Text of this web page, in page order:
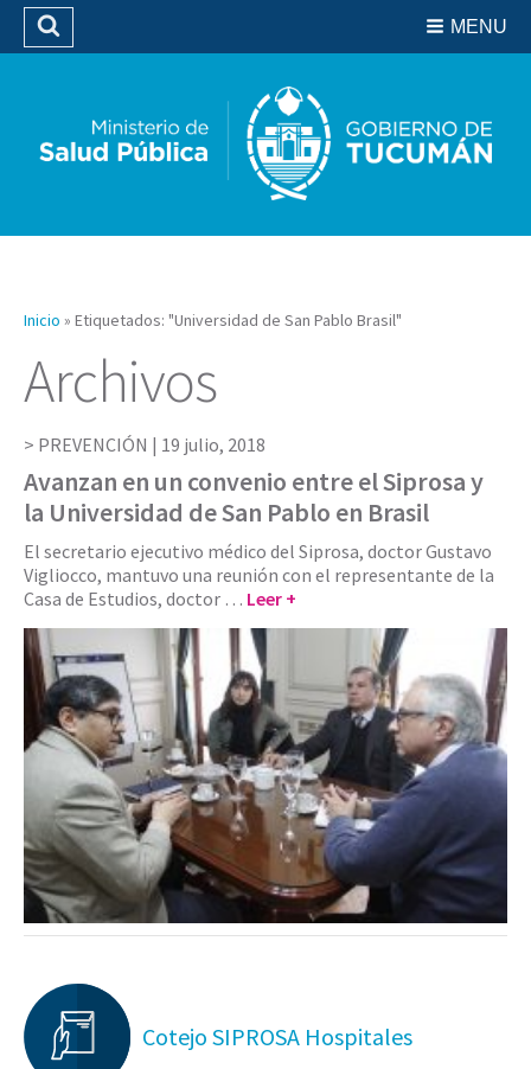
Biblioteca
MENU
Buscar
Inicio » Etiquetados: "Universidad de San Pablo Brasil"
Archivos
PREVENCIÓN | 19 julio, 2018
Avanzan en un convenio entre el Siprosa y
la Universidad de San Pablo en Brasil
El secretario ejecutivo médico del Siprosa, doctor Gustavo
Vigliocco, mantuvo una reunión con el representante de la
Casa de Estudios, doctor … Leer +
Cotejo SIPROSA Hospitales